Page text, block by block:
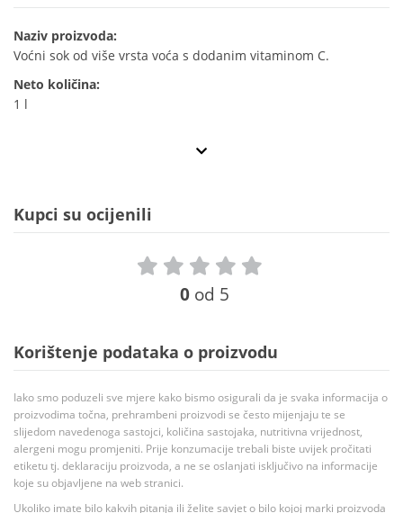
Naziv proizvoda:
Voćni sok od više vrsta voća s dodanim vitaminom C.
Neto količina:
1 l
Kupci su ocijenili
0 od 5
Korištenje podataka o proizvodu
Iako smo poduzeli sve mjere kako bismo osigurali da je svaka informacija o
proizvodima točna, prehrambeni proizvodi se često mijenjaju te se
slijedom navedenoga sastojci, količina sastojaka, nutritivna vrijednost,
alergeni mogu promjeniti. Prije konzumacije trebali biste uvijek pročitati
etiketu tj. deklaraciju proizvoda, a ne se oslanjati isključivo na informacije
koje su objavljene na web stranici.
Ukoliko imate bilo kakvih pitanja ili želite savjet o bilo kojoj marki proizvoda